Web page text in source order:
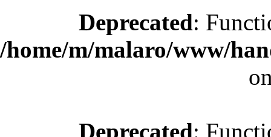
Deprecated:
/home/m/malaro/www/
Deprecated: